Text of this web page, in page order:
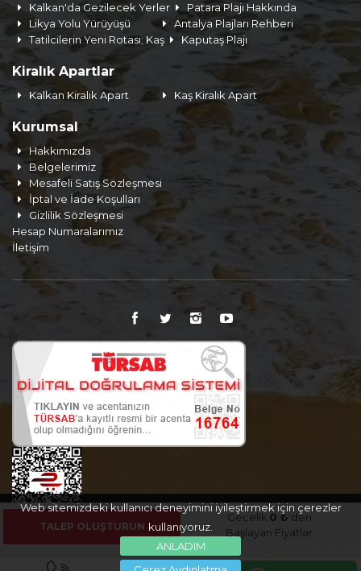
Kalkan'da Gezilecek Yerler
Patara Plajı Hakkında
Likya Yolu Yürüyüşü
Antalya Plajları Rehberi
Tatilcilerin Yeni Rotası; Kaş
Kaputaş Plajı
Kiralık Apartlar
Kalkan Kiralık Apart Kaş Kiralık Apart
Kurumsal
Hakkımızda
Belgelerimiz
Mesafeli Satış Sözleşmesi
İptal ve İade Koşulları
Gizlilik Sözleşmesi
Hesap Numaralarımız
İletişim
Web sitemizdeki kullanıcı deneyimini iyileştirmek için çerezler
kullanıyoruz.
ANLADIM
TALEP OLUŞTURUN
Gecelik 0 ₺'den
Başlayan Fiyatlar